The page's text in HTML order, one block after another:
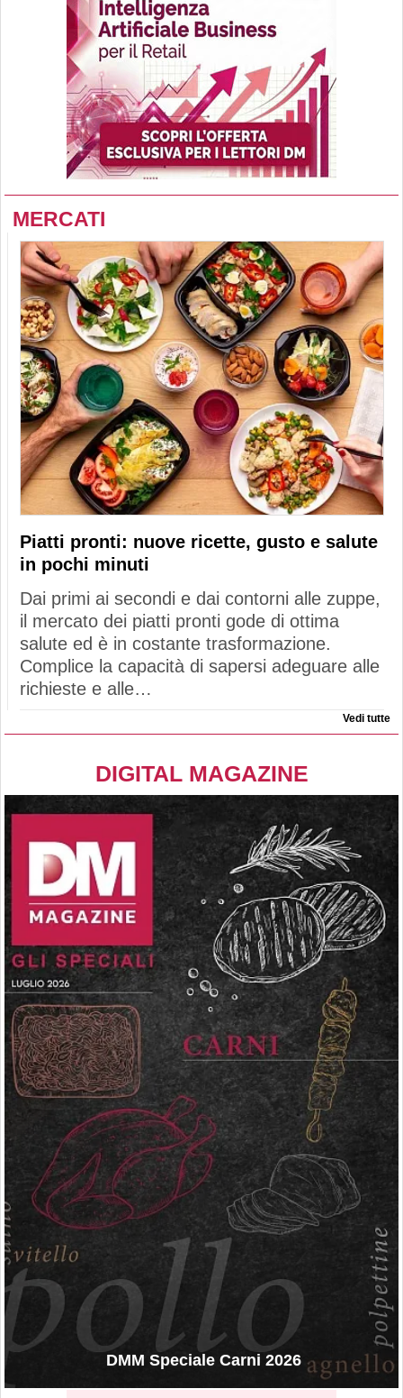
MERCATI
Piatti pronti: nuove ricette, gusto e salute
in pochi minuti
Dai primi ai secondi e dai contorni alle zuppe,
il mercato dei piatti pronti gode di ottima
salute ed è in costante trasformazione.
Complice la capacità di sapersi adeguare alle
richieste e alle…
Vedi tutte
DIGITAL MAGAZINE
DMM Speciale Carni 2026